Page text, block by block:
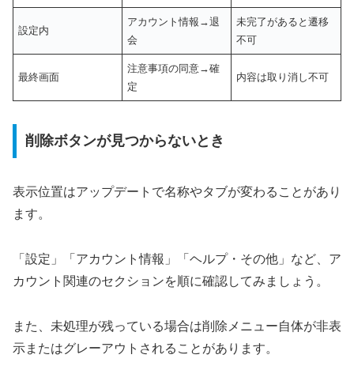
設定内
アカウント情報→退
会
未完了があると遷移
不可
最終画面
注意事項の同意→確
定
内容は取り消し不可
削除ボタンが見つからないとき
表示位置はアップデートで名称やタブが変わることがあり
ます。
「設定」「アカウント情報」「ヘルプ・その他」など、ア
カウント関連のセクションを順に確認してみましょう。
また、未処理が残っている場合は削除メニュー自体が非表
示またはグレーアウトされることがあります。